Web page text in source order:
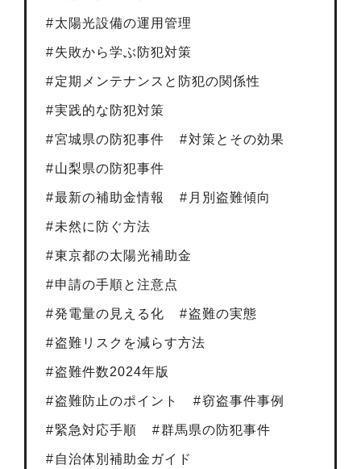
太陽光設備の運用管理
失敗から学ぶ防犯対策
定期メンテナンスと防犯の関係性
実践的な防犯対策
宮城県の防犯事件 対策とその効果
山梨県の防犯事件
最新の補助金情報 月別盗難傾向
未然に防ぐ方法
東京都の太陽光補助金
申請の手順と注意点
発電量の見える化 盗難の実態
盗難リスクを減らす方法
盗難件数2024年版
盗難防止のポイント 窃盗事件事例
緊急対応手順 群馬県の防犯事件
自治体別補助金ガイド